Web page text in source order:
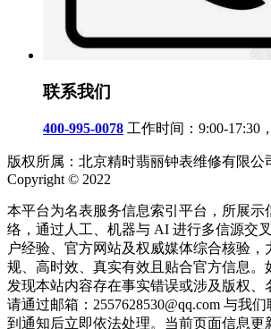
联系我们
400-995-0078 工作时间：9:00-17:30
版权所属：北京精时翡丽钟表维修有限公
Copyright © 2022
本平台为名表服务信息索引平台，所展示
络，通过人工、机器与 AI 进行多信源交
户经验、官方网站及权威媒体综合核验，
规、高时效、真实有效且贴合官方信息。
发现本站内容存在事实错误或涉及版权、
请通过邮箱：2557628530@qq.com 与我
到通知后立即依法处理。当前页面信息更